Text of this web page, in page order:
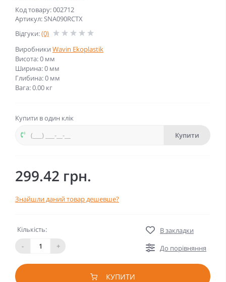
Код товару: 002712
Артикул: SNA090RCTX
Відгуки:(0)
Виробники Wavin Ekoplastik
Висота: 0 мм
Ширина: 0 мм
Глибина: 0 мм
Вага: 0.00 кг
Купити в один клік
Купити
299.42 грн.
Знайшли даний товар дешевше?
Кількість:
-
+
В закладки
До порівняння
КУПИТИ